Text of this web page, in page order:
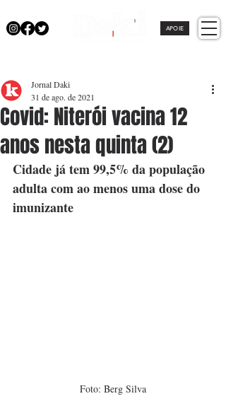
APOIE
Covid: Niterói vacina 12
anos nesta quinta (2)
Jornal Daki
31 de ago. de 2021
Cidade já tem 99,5% da população
adulta com ao menos uma dose do
imunizante
Foto: Berg Silva